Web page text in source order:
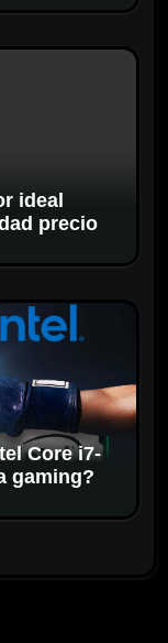
ideal
precio
Core i7-
gaming?